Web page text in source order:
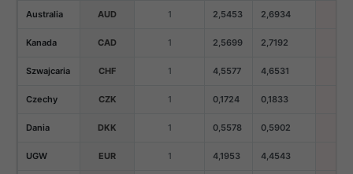
Australia AUD 1 2,5453 2,6934
Kanada CAD 1 2,5699 2,7192
Szwajcaria CHF 1 4,5577 4,6531
Czechy CZK 1 0,1724 0,1833
Dania DKK 1 0,5578 0,5902
UGW EUR 1 4,1953 4,4543